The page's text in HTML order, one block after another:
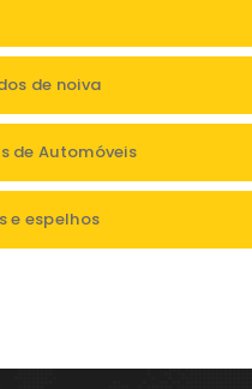
de noiva
de Automóveis
e espelhos